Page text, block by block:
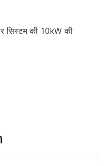
सिस्टम की 10kW की